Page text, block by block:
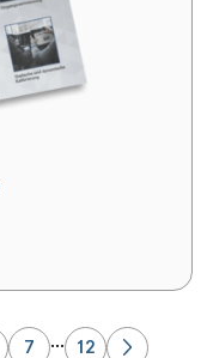
7 ... 12